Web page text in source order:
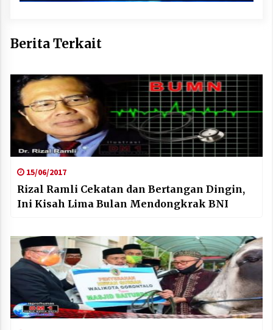
Berita Terkait
15/06/2017
Rizal Ramli Cekatan dan Bertangan Dingin,
Ini Kisah Lima Bulan Mendongkrak BNI